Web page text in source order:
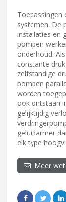
Toepassingen
systemen. De
installaties en
pompen
onderhoud.
constante
zelfstandige
pompen
worden
ook ontstaan
gelijktijdig
geluidarmer
elk type
Meer